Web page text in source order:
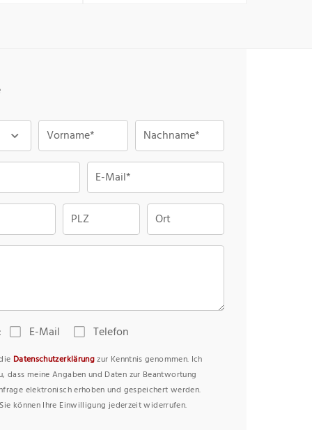
Vorname* Nachname*
E-Mail*
PLZ Ort
E-Mail Telefon
Datenschutzerklärungzur Kenntnis genommen. Ich
dass meine Angaben und Daten zur Beantwortung
elektronisch erhoben und gespeichert werden.
können Ihre Einwilligung jederzeit widerrufen.